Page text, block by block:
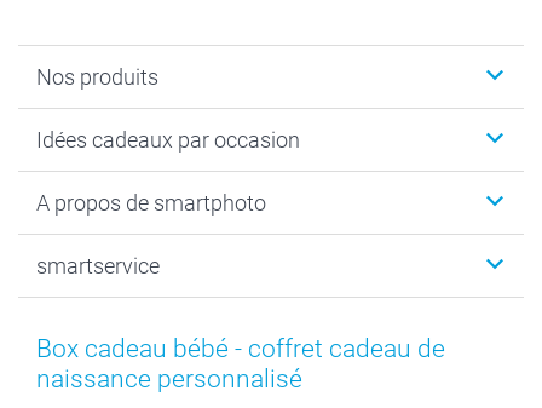
Nos produits
Cadeaux photo
Tirage photo & agrandissement
MyNameBook
Stickers & Etiquettes
Cadres photo, accessoires déco & bonbons
Idées cadeaux par occasion
Anniversaire
Fin d'études
Naissance & baptême
Fête des Pères
A propos de smartphoto
Durabilité
Conditions
Droit de rétraction
smartservice
smartgarantie
smartbonus
Box cadeau bébé - coffret cadeau de
naissance personnalisé